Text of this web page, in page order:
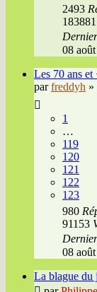
2493
183881
08
Les 70 ans et
parfreddyh »
1
…
119
120
121
122
123
980
91153
08
La blague du